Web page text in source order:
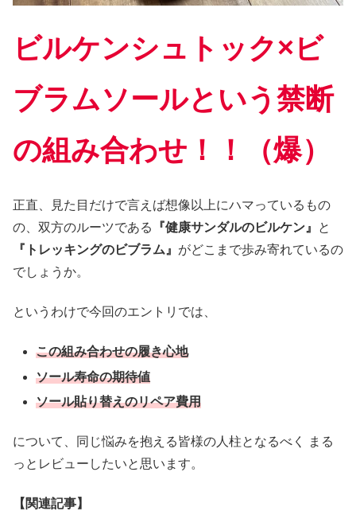
ビルケンシュトック×ビ
ブラムソールという禁断
の組み合わせ！！（爆）
正直、見た目だけで言えば想像以上にハマっているもの
の、双方のルーツである
『健康サンダルのビルケン』
と
『トレッキングのビブラム』 がどこまで歩み寄れているの
でしょうか。
というわけで今回のエントリでは、
この組み合わせの履き心地
ソール寿命の期待値
ソール貼り替えのリペア費用
について、同じ悩みを抱える皆様の人柱となるべく まる
っとレビューしたいと思います。
【関連記事】